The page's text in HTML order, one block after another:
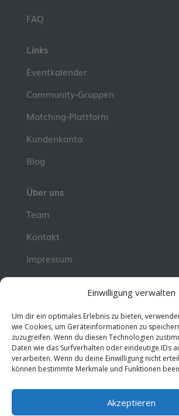
Einwilligung verwalten
Um dir ein optimales Erlebnis zu bieten,
wie Cookies, um Geräteinformationen zu
zuzugreifen. Wenn du diesen Technologien
Daten wie das Surfverhalten oder eindeutige IDs
verarbeiten. Wenn du deine Einwilligung nicht
können bestimmte Merkmale und Funktionen
Akzeptieren
FAQ
Links
Eventkalender
Community-Gruppen
Matching-Plattform
Kundenkonto
Blog
Über uns
Team
Kontakt
Impressum
Erhalte jeden Dienstag wertvolle
Wissen für deine berufliche
kostenlos abonnieren!
© 2026 MentorMe. Alle Rechte
AGBs